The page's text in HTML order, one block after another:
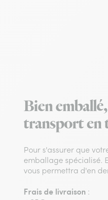
Bien
transport en
Pour s'assurer que
emballage spécialisé.
vous permettra d'en
Frais de livraison :